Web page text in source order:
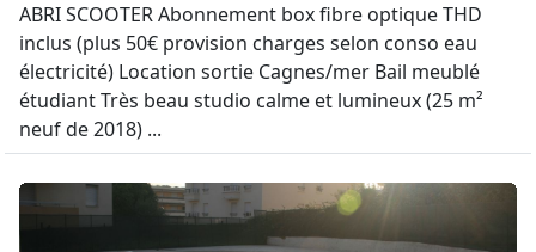
ABRI SCOOTER Abonnement box fibre optique THD
inclus (plus 50€ provision charges selon conso eau
électricité) Location sortie Cagnes/mer Bail meublé
étudiant Très beau studio calme et lumineux (25 m²
neuf de 2018) ...